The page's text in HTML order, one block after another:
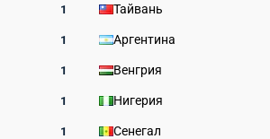
1 Тайвань
1 Аргентина
1 Венгрия
1 Нигерия
1 Сенегал